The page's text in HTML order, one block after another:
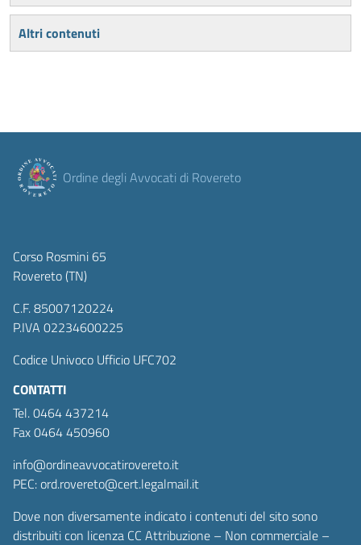
Altri contenuti
Ordine degli Avvocati di Rovereto
Corso Rosmini 65
Rovereto (TN)
C.F. 85007120224
P.IVA 02234600225
Codice Univoco Ufficio UFC702
CONTATTI
Tel. 0464 437214
Fax 0464 450960
info@ordineavvocatirovereto.it
PEC: ord.rovereto@cert.legalmail.it
Dove non diversamente indicato i contenuti del sito sono
distribuiti con licenza CC Attribuzione – Non commerciale –